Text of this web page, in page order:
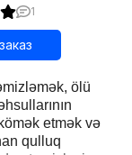
1
ölü
etmək və
qulluq